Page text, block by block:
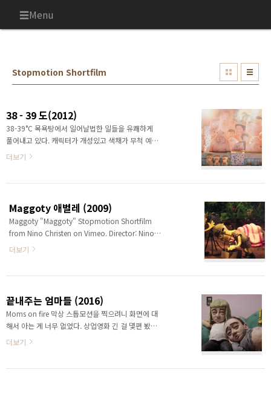
Menu
Stopmotion Shortfilm
38 - 39 도(2012)
38-39°C 목욕탕에서 일어날법한 일들을 유쾌하게
풀어내고 있다. 캐릭터가 개성있고 색채가 무척 예쁘
다. 물은 어떻게 표현했을까 궁금하기도 하다. 종이
더보기
Maggoty 애벌레 (2009)
Maggoty "Maggoty" Stopmotion Shortfilm
from Nino Christen on Vimeo. Director: Nino
Christen (Zurich, Switzerland) / 5:41m 동물학
개 지어서 한것 같다. 원경도 그렇고 메인 무대도 그
렇고 정감있게 잘 표현했다. 클레이는 아니고 라텍스
폼으로 만든것 같다. Puppet 가운데 다 실선이 있
다. ㅎㅎ 소품도 굉장히 디테일하다. 색감이 참 예쁘
다. 감독의 프로필을 보니 애니메이션이 많았는데 클
았다. 그것도 모아서 봐야겠다.
더보기
끝내주는 엄마들 (2016)
Moms on fire 막상 스톱모션을 찍으려니 화면에 대
해서 아는 게 너무 없었다. 상업영화 긴 걸 몇편 봤는
데 너무 실현 불가능한 컷들이라 스톱모션을 보는게
더보기